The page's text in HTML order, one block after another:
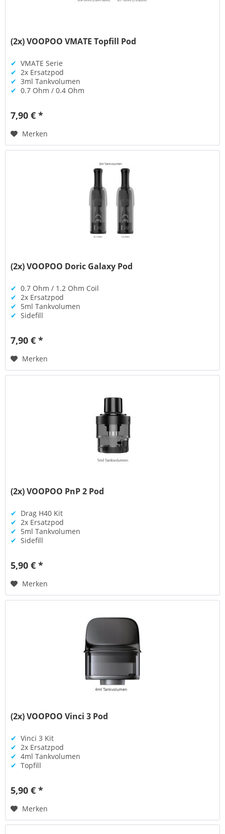
(2x) VOOPOO VMATE Topfill Pod
✔ VMATE Serie
✔ 2x Ersatzpod
✔ 3ml Tankvolumen
✔ 0.7 Ohm / 0.4 Ohm
7,90 € *
Merken
(2x) VOOPOO Doric Galaxy Pod
✔ 0.7 Ohm / 1.2 Ohm Coil
✔ 2x Ersatzpod
✔ 5ml Tankvolumen
✔ Sidefill
7,90 € *
Merken
(2x) VOOPOO PnP 2 Pod
✔ Drag H40 Kit
✔ 2x Ersatzpod
✔ 5ml Tankvolumen
✔ Sidefill
5,90 € *
Merken
(2x) VOOPOO Vinci 3 Pod
✔ Vinci 3 Kit
✔ 2x Ersatzpod
✔ 4ml Tankvolumen
✔ Topfill
5,90 € *
Merken